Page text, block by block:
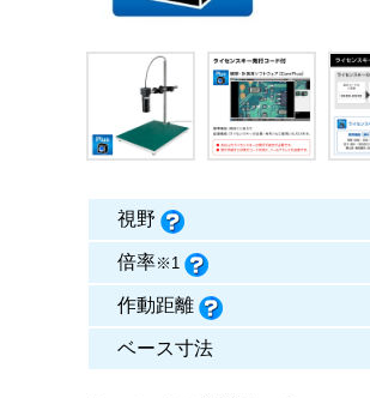
視野
倍率※1
作動距離
ベース寸法